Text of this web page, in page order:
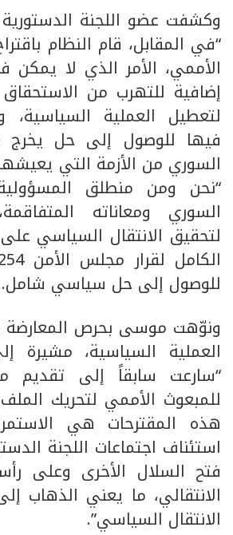
وكشفت عضو اللجنة
“في المقابل، قام النظام
الأممي، الأمر الذي لا يمكن
إضافية للتهرب من
لتعطيل العملية السياسية،
فيها للوصول إلى حل يخرج
السوري من الأزمة التي
“نحن ومن منطلق
السوري ومعاناته
لتحقيق الانتقال السياسي
للوصول إلى حل سياسي شامل.
ونوّهت موسى بحرص
العملية السياسية، مشيرة
“سارعت سابقاً إلى تقديم
للمبعوث الأممي لتحريك
هذه المقترحات هي
استئناف اجتماعات اللجنة
فتح السلال الأخرى وعلى
الانتقالي، ما يعني الذهاب
الانتقال السياسي”.